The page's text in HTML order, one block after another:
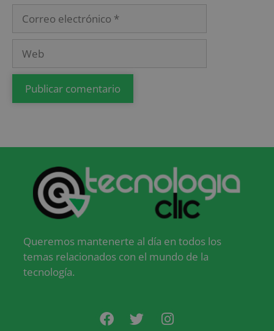
Queremos mantenerte al día en todos los
temas relacionados con el mundo de la
tecnología.